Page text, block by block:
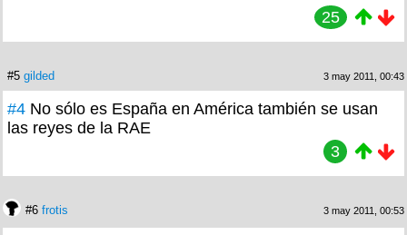
25
#5 gilded 3 may 2011, 00:43
#4 No sólo es España en América también se usan
las reyes de la RAE
3
#6 frotis 3 may 2011, 00:53